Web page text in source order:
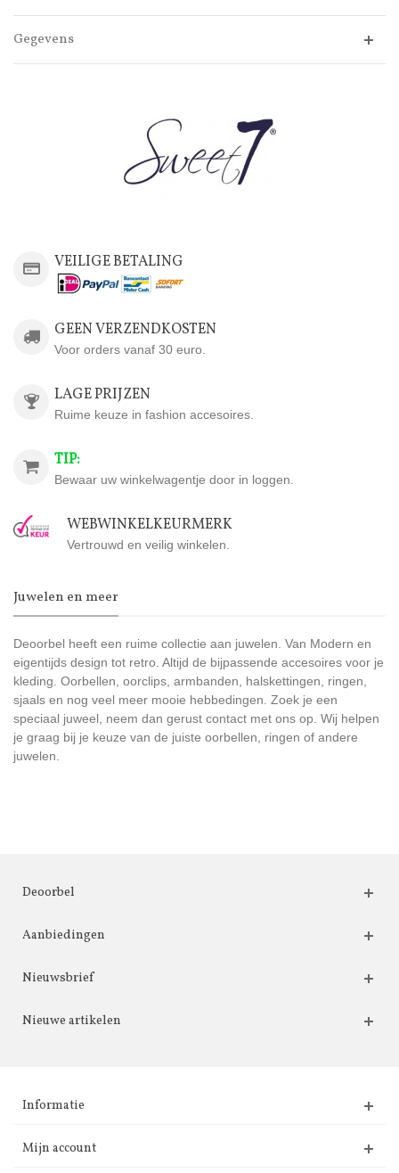
Gegevens
VEILIGE BETALING
GEEN VERZENDKOSTEN
Voor orders vanaf 30 euro.
LAGE PRIJZEN
Ruime keuze in fashion accesoires.
TIP:
Bewaar uw winkelwagentje door in loggen.
WEBWINKELKEURMERK
Vertrouwd en veilig winkelen.
Juwelen en meer
Deoorbel heeft een ruime collectie aan juwelen. Van Modern en
eigentijds design tot retro. Altijd de bijpassende accesoires voor je
kleding. Oorbellen, oorclips, armbanden, halskettingen, ringen,
sjaals en nog veel meer mooie hebbedingen. Zoek je een
speciaal juweel, neem dan gerust contact met ons op. Wij helpen
je graag bij je keuze van de juiste oorbellen, ringen of andere
juwelen.
Deoorbel
Aanbiedingen
Nieuwsbrief
Nieuwe artikelen
Informatie
Mijn account